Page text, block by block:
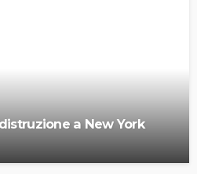
a New York